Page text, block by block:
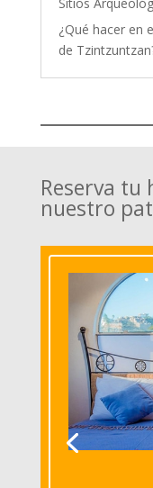
¿Qué hacer en
de
Reserva tu
nuestro